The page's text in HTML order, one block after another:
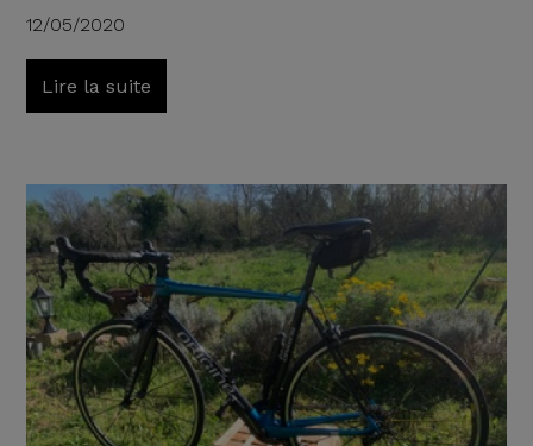
12/05/2020
Lire la suite